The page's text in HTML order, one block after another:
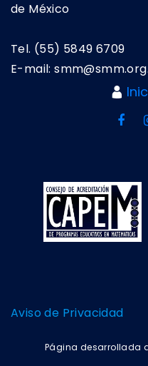
de México
Tel. (55) 5849 6709
E-mail:
Aviso de Privacidad
Página desarrollada